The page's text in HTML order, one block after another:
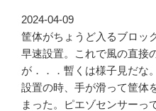
2024-04-09
筐体がちょうど入るブロッ
早速設置。これで風の直接
が．．．暫くは様子見だな。
設置の時、手が滑って筐体
まった。ピエゾセンサーっ